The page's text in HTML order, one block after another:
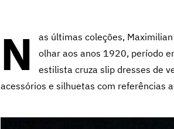
N as últimas coleções,
olhar aos anos 1920, período
estilista cruza slip dresses de
acessórios e silhuetas com referências